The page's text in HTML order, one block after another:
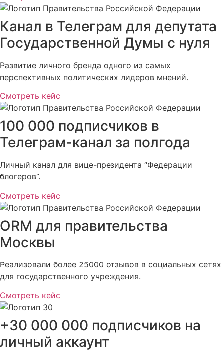
Канал в Телеграм для депутата
Государственной Думы с нуля
Развитие личного бренда одного из самых
перспективных политических лидеров мнений.
Смотреть кейс
100 000 подписчиков в
Телеграм-канал за полгода
Личный канал для вице-президента “Федерации
блогеров”.
Смотреть кейс
ORM для правительства
Москвы
Реализовали более 25000 отзывов в социальных сетях
для государственного учреждения.
Смотреть кейс
+30 000 000 подписчиков на
личный аккаунт